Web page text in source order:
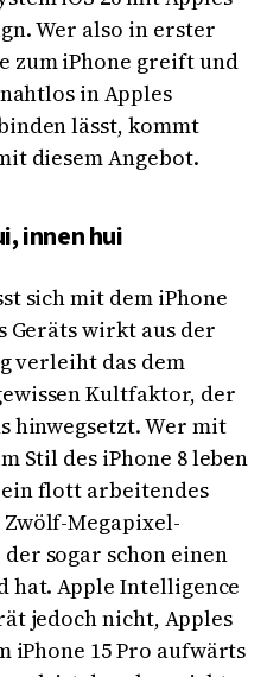
Wer also in erster
zum iPhone greift und
in Apples
lässt, kommt
diesem Angebot.
innen hui
sich mit dem iPhone
Geräts wirkt aus der
verleiht das dem
Kultfaktor, der
hinwegsetzt. Wer mit
Stil des iPhone 8 leben
flott arbeitendes
Megapixel-
sogar schon einen
hat. Apple Intelligence
jedoch nicht, Apples
iPhone 15 Pro aufwärts